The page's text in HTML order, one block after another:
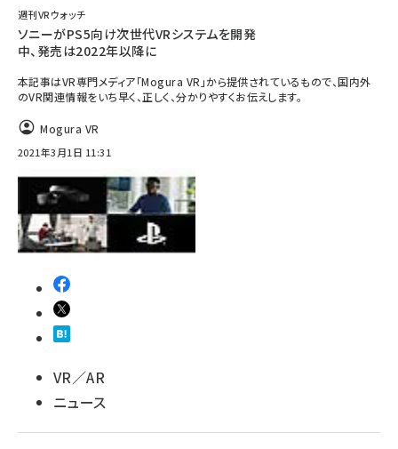
週刊VRウォッチ
ソニーがPS5向け次世代VRシステムを開発
中、発売は2022年以降に
本記事はVR専門メディア「Mogura VR」から提供されているもので、国内外
のVR関連情報をいち早く、正しく、分かりやすくお伝えします。
Mogura VR
2021年3月1日 11:31
VR／AR
ニュース